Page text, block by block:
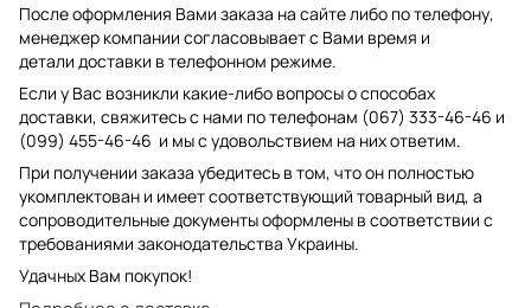
После оформления Вами заказа на сайте либо по телефону,
менеджер компании согласовывает с Вами время и
детали доставки в телефонном режиме.
Если у Вас возникли какие-либо вопросы о способах
доставки, свяжитесь с нами по телефонам (067) 333-46-46 и
(099) 455-46-46 и мы с удовольствием на них ответим.
При получении заказа убедитесь в том, что он полностью
укомплектован и имеет соответствующий товарный вид, а
сопроводительные документы оформлены в соответствии с
требованиями законодательства Украины.
Удачных Вам покупок!